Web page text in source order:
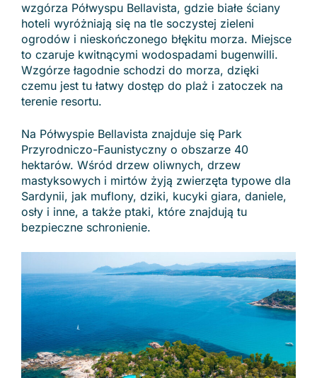
wzgórza Półwyspu Bellavista, gdzie białe ściany
hoteli wyróżniają się na tle soczystej zieleni
ogrodów i nieskończonego błękitu morza. Miejsce
to czaruje kwitnącymi wodospadami bugenwilli.
Wzgórze łagodnie schodzi do morza, dzięki
czemu jest tu łatwy dostęp do plaż i zatoczek na
terenie resortu.
Na Półwyspie Bellavista znajduje się Park
Przyrodniczo-Faunistyczny o obszarze 40
hektarów. Wśród drzew oliwnych, drzew
mastyksowych i mirtów żyją zwierzęta typowe dla
Sardynii, jak muflony, dziki, kucyki giara, daniele,
osły i inne, a także ptaki, które znajdują tu
bezpieczne schronienie.